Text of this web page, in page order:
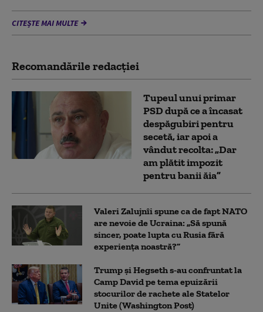
CITEȘTE MAI MULTE
Recomandările redacţiei
Tupeul unui primar
PSD după ce a încasat
despăgubiri pentru
secetă, iar apoi a
vândut recolta: „Dar
am plătit impozit
pentru banii ăia”
Valeri Zalujnîi spune ca de fapt NATO
are nevoie de Ucraina: „Să spună
sincer, poate lupta cu Rusia fără
experiența noastră?”
Trump şi Hegseth s-au confruntat la
Camp David pe tema epuizării
stocurilor de rachete ale Statelor
Unite (Washington Post)